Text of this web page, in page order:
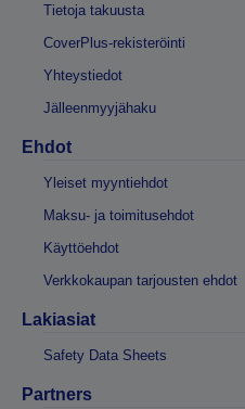
Tietoja takuusta
CoverPlus-rekisteröinti
Yhteystiedot
Jälleenmyyjähaku
Ehdot
Yleiset myyntiehdot
Maksu- ja toimitusehdot
Käyttöehdot
Verkkokaupan tarjousten ehdot
Lakiasiat
Safety Data Sheets
Partners